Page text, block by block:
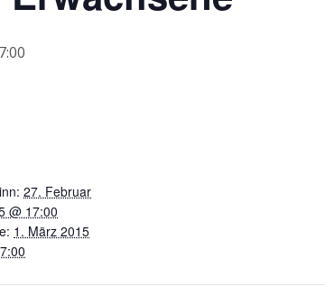
27. Februar
@ 17:00
1. März 2015